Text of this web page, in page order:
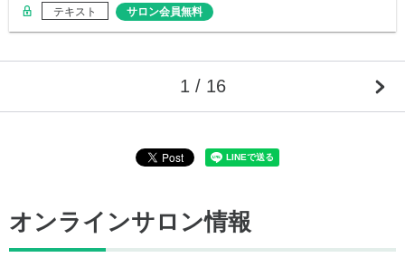
テキスト サロン会員無料
1 / 16
オンラインサロン情報